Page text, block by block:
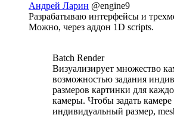
Андрей Ларин @engine9
Разрабатываю интерфейсы и
Можно, через аддон 1D scripts.
Batch Render
Визуализирует множество
возможностью задания
размеров картинки для
камеры. Чтобы задать камере
индивидуальный размер,